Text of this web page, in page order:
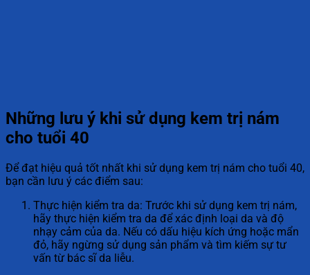
Những lưu ý khi sử dụng kem trị nám
cho tuổi 40
Để đạt hiệu quả tốt nhất khi sử dụng kem trị nám cho tuổi 40,
bạn cần lưu ý các điểm sau:
Thực hiện kiểm tra da: Trước khi sử dụng kem trị nám,
hãy thực hiện kiểm tra da để xác định loại da và độ
nhạy cảm của da. Nếu có dấu hiệu kích ứng hoặc mẩn
đỏ, hãy ngừng sử dụng sản phẩm và tìm kiếm sự tư
vấn từ bác sĩ da liễu.